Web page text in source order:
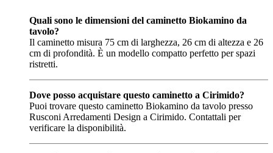
Quali sono le dimensioni del caminetto Biokamino da
tavolo?
Il caminetto misura 75 cm di larghezza, 26 cm di altezza e 26
cm di profondità. È un modello compatto perfetto per spazi
ristretti.
Dove posso acquistare questo caminetto a Cirimido?
Puoi trovare questo caminetto Biokamino da tavolo presso
Rusconi Arredamenti Design a Cirimido. Contattali per
verificare la disponibilità.